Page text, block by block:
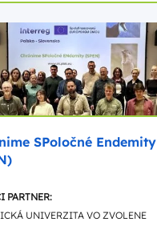
SPoločné Endemity
PARTNER:
UNIVERZITA VO ZVOLENE